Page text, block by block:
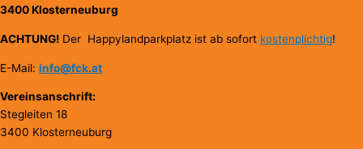
3400 Klosterneuburg
ACHTUNG! Der Happylandparkplatz ist ab sofort kostenplichtig!
E-Mail: info@fck.at
Vereinsanschrift:
Stegleiten 18
3400 Klosterneuburg